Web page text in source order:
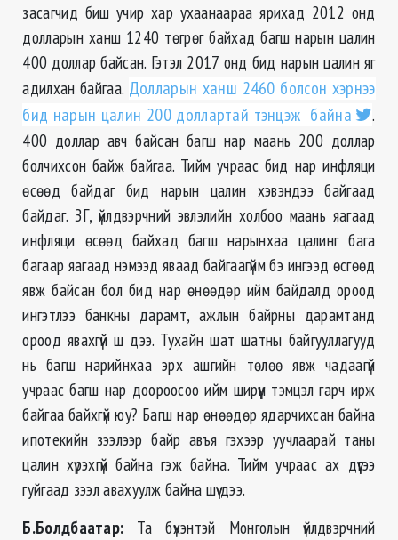
засагчид биш учир хар ухаанаараа ярихад 2012 онд
долларын ханш 1240 төгрөг байхад багш нарын цалин
400 доллар байсан. Гэтэл 2017 онд бид нарын цалин яг
адилхан байгаа. Долларын ханш 2460 болсон хэрнээ
бид нарын цалин 200 доллартай тэнцэж байна
.
400 доллар авч байсан багш нар маань 200 доллар
болчихсон байж байгаа. Тийм учраас бид нар инфляци
өсөөд байдаг бид нарын цалин хэвэндээ байгаад
байдаг. ЗГ, үйлдвэрчний эвлэлийн холбоо маань яагаад
инфляци өсөөд байхад багш нарынхаа цалинг бага
багаар яагаад нэмээд яваад байгаагүйм бэ ингээд өсгөөд
явж байсан бол бид нар өнөөдөр ийм байдалд ороод
ингэтлээ банкны дарамт, ажлын байрны дарамтанд
ороод явахгүй ш дээ. Тухайн шат шатны байгууллагууд
нь багш нарийнхаа эрх ашгийн төлөө явж чадаагүй
учраас багш нар доороосоо ийм ширүүн тэмцэл гарч ирж
байгаа байхгүй юу? Багш нар өнөөдөр ядарчихсан байна
ипотекийн зээлээр байр авъя гэхээр уучлаарай таны
цалин хүрэхгүй байна гэж байна. Тийм учраас ах дүүгээ
гуйгаад зээл авахуулж байна шүү дээ.
Б.Болдбаатар: Та бүхэнтэй Монголын үйлдвэрчний